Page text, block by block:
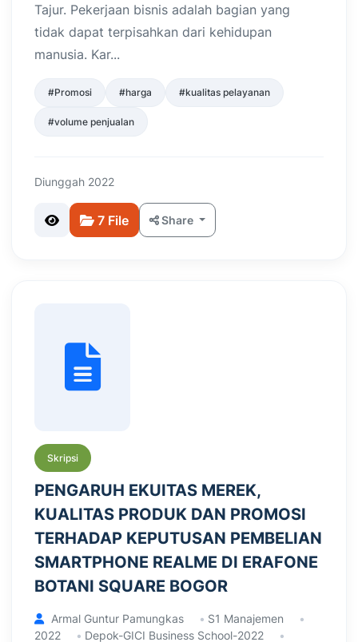
Tajur. Pekerjaan bisnis adalah bagian yang
tidak dapat terpisahkan dari kehidupan
manusia. Kar...
#Promosi #harga #kualitas pelayanan
#volume penjualan
Diunggah 2022
7 File Share
Skripsi
PENGARUH EKUITAS MEREK,
KUALITAS PRODUK DAN PROMOSI
TERHADAP KEPUTUSAN PEMBELIAN
SMARTPHONE REALME DI ERAFONE
BOTANI SQUARE BOGOR
Armal Guntur Pamungkas
S1 Manajemen
2022
Depok-GICI Business School-2022